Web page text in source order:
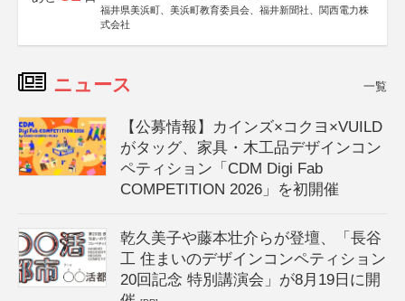
福井県美浜町、美浜町教育委員会、福井新聞社、関西電力株
式会社
ニュース 一覧
【公募情報】カインズ×コクヨ×VUILD
がタッグ、家具・木工品デザインコン
ペティション「CDM Digi Fab
COMPETITION 2026」を初開催
乾久美子や藤本壮介らが登壇、「長谷
工 住まいのデザインコンペティション
20回記念 特別講演会」が8月19日に開